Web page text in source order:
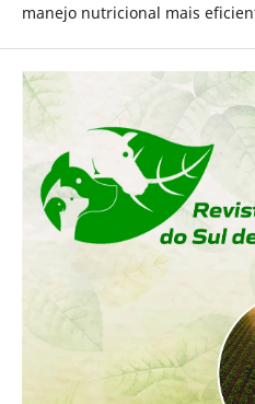
manejo nutricional mais